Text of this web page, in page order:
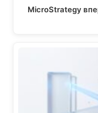
MicroStrategy